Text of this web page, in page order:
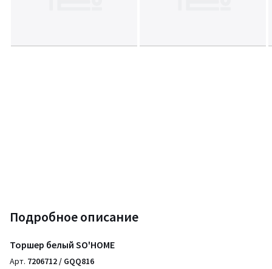
Подробное описание
Торшер белый SO'HOME
Арт. 7206712 / GQQ816